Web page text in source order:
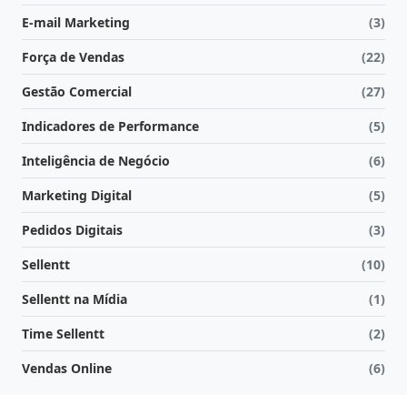
E-mail Marketing
(3)
Força de Vendas
(22)
Gestão Comercial
(27)
Indicadores de Performance
(5)
Inteligência de Negócio
(6)
Marketing Digital
(5)
Pedidos Digitais
(3)
Sellentt
(10)
Sellentt na Mídia
(1)
Time Sellentt
(2)
Vendas Online
(6)